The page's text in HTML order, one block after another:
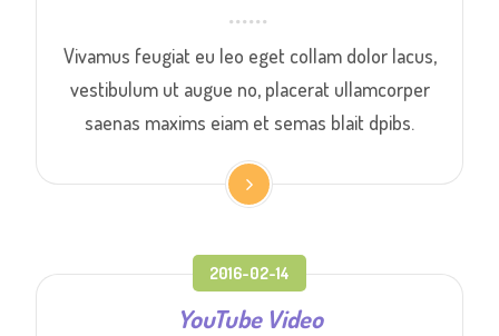
Vivamus feugiat eu leo eget collam dolor lacus,
vestibulum ut augue no, placerat ullamcorper
saenas maxims eiam et semas blait dpibs.
2016-02-14
YouTube Video